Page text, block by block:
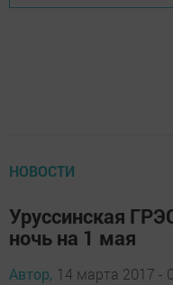
НОВОСТИ
Уруссинская
ночь на 1 мая
Автор, 14 марта 2017 -